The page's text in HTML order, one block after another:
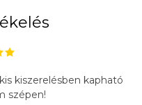
kiszerelésben kapható
szépen!